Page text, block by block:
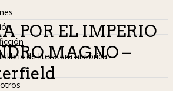
de literatura histórica
POR EL IMPERIO
MAGNO –